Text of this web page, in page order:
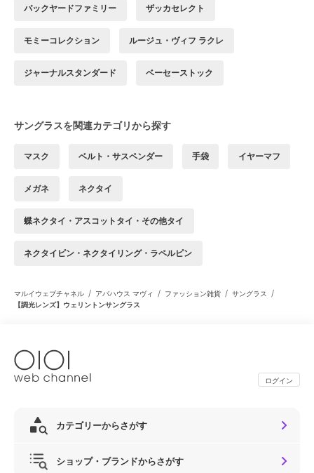
バックヤードファミリー ザッカセレクト
モミーコレクション ルージュ・ヴィフ ラクレ
ジャーナルスタンダード ベーセーストック
サングラスを関連カテゴリから探す
マスク ベルト・サスペンダー 手袋 イヤーマフ
メガネ ネクタイ
蝶ネクタイ・アスコットタイ・その他タイ
ネクタイピン・ネクタイリング・ラペルピン
マルイウェブチャネル / アバハウス マヴィ / ファッション雑貨 / サングラス /
【調光レンズ】ウェリントンサングラス
ログイン
カテゴリーからさがす
ショップ・ブランドからさがす